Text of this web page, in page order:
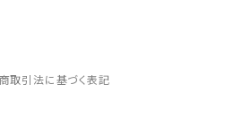
取引法に基づく表記